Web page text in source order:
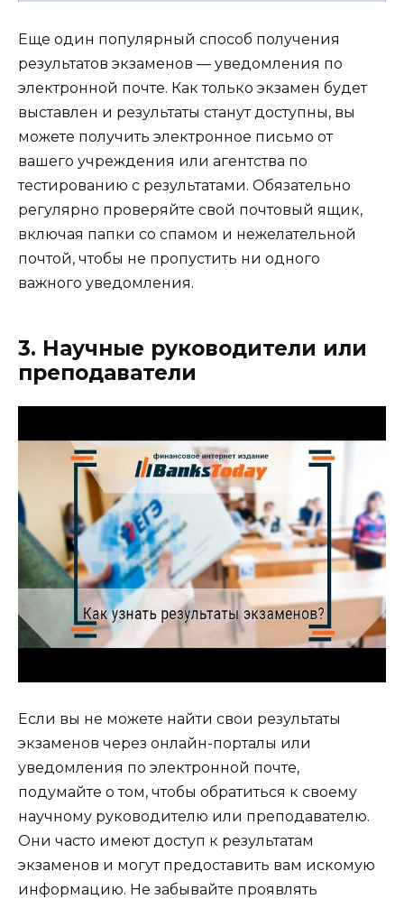
Еще один популярный способ получения
результатов экзаменов — уведомления по
электронной почте. Как только экзамен будет
выставлен и результаты станут доступны, вы
можете получить электронное письмо от
вашего учреждения или агентства по
тестированию с результатами. Обязательно
регулярно проверяйте свой почтовый ящик,
включая папки со спамом и нежелательной
почтой, чтобы не пропустить ни одного
важного уведомления.
3. Научные руководители или
преподаватели
Если вы не можете найти свои результаты
экзаменов через онлайн-порталы или
уведомления по электронной почте,
подумайте о том, чтобы обратиться к своему
научному руководителю или преподавателю.
Они часто имеют доступ к результатам
экзаменов и могут предоставить вам искомую
информацию. Не забывайте проявлять